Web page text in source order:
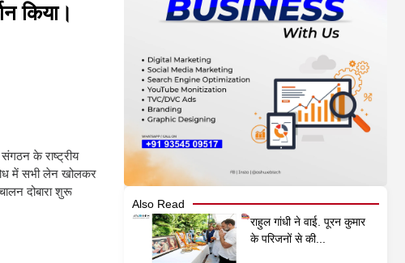
किया।
संगठन के राष्ट्रीय
में सभी लेन खोलकर
दोबारा शुरू
Also Read
राहुल गांधी ने वाई. पूरन कुमार
के परिजनों से की...